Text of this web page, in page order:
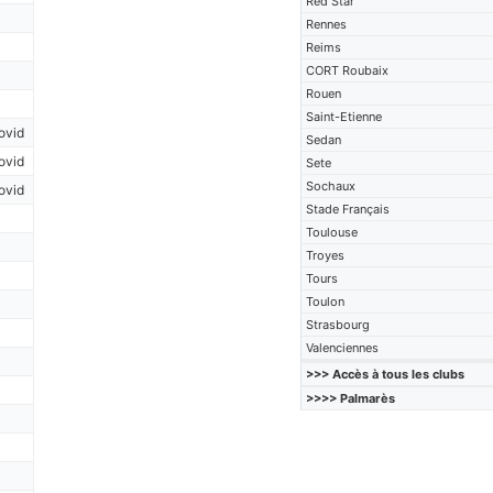
Rennes
Reims
CORT Roubaix
Rouen
Saint-Etienne
Sedan
Sete
Sochaux
Stade Français
Toulouse
Troyes
Tours
Toulon
Strasbourg
Valenciennes
>>> Accès à tous les clubs
>>>> Palmarès